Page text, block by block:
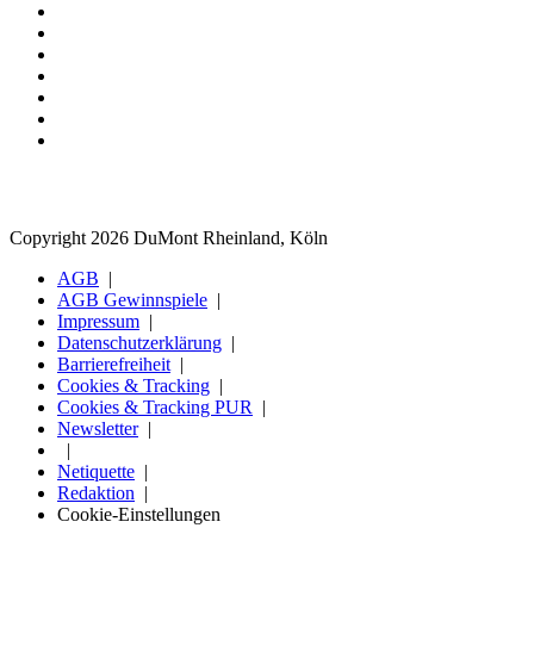
Copyright 2026 DuMont Rheinland, Köln
AGB
AGB Gewinnspiele
Impressum
Datenschutzerklärung
Barrierefreiheit
Cookies & Tracking
Cookies & Tracking PUR
Newsletter
Netiquette
Redaktion
Cookie-Einstellungen